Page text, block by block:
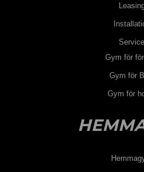
Service
Gym för
Gym för
Gym för